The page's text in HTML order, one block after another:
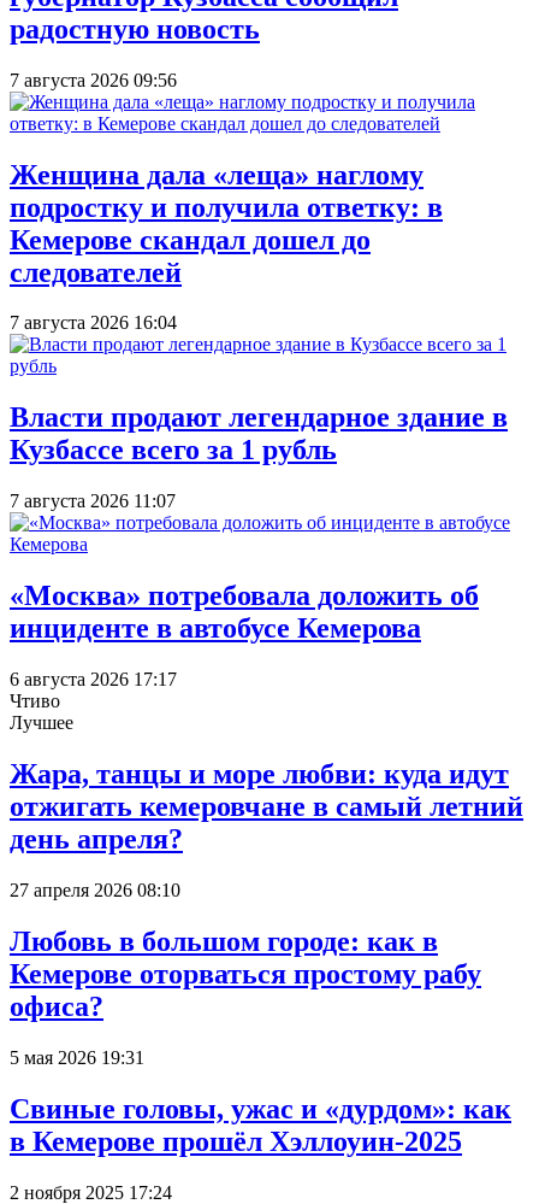
радостную новость
7 августа 2026 09:56
Женщина дала «леща» наглому
подростку и получила ответку: в
Кемерове скандал дошел до
следователей
7 августа 2026 16:04
Власти продают легендарное здание в
Кузбассе всего за 1 рубль
7 августа 2026 11:07
«Москва» потребовала доложить об
инциденте в автобусе Кемерова
6 августа 2026 17:17
Чтиво
Лучшее
Жара, танцы и море любви: куда идут
отжигать кемеровчане в самый летний
день апреля?
27 апреля 2026 08:10
Любовь в большом городе: как в
Кемерове оторваться простому рабу
офиса?
5 мая 2026 19:31
Свиные головы, ужас и «дурдом»: как
в Кемерове прошёл Хэллоуин-2025
2 ноября 2025 17:24